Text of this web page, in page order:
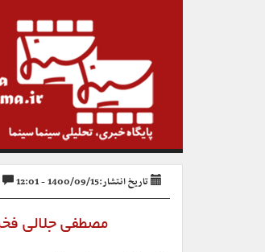
تاریخ انتشار:1400/09/15 - 12:01
مصطفی جلالی